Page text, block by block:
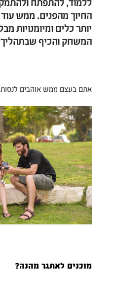
ללמוד, להתפתח
החיוך מהפנים. ממש עוד
יותר כלים ומיומנויות
המשחק והכיף
אתם בעצם ממש אוהבים לנסות
מוכנים לאתגר מהנה?